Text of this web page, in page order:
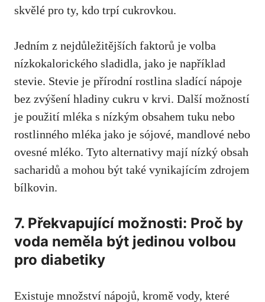
skvělé pro ty, kdo trpí cukrovkou.
Jedním z​ nejdůležitějších faktorů je volba
nízkokalorického sladidla, jako je například
stevie. Stevie je ‌přírodní ​rostlina sladící nápoje
bez zvýšení hladiny cukru v krvi.⁢ Další ‌možností
⁣je použití mléka s nízkým obsahem tuku nebo
rostlinného mléka jako je sójové, mandlové nebo
ovesné mléko.‍ Tyto alternativy⁣ mají nízký⁢ obsah
sacharidů ​a ‍mohou být také vynikajícím zdrojem
bílkovin.
7. Překvapující možnosti:⁣ Proč by
voda ‌neměla být jedinou ​volbou
pro diabetiky
Existuje​ množství nápojů,‌ kromě vody,⁢ které‍